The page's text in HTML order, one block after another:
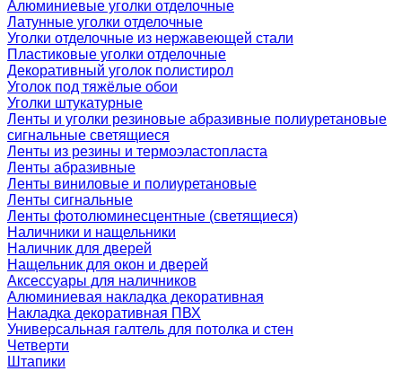
Алюминиевые уголки отделочные
Латунные уголки отделочные
Уголки отделочные из нержавеющей стали
Пластиковые уголки отделочные
Декоративный уголок полистирол
Уголок под тяжёлые обои
Уголки штукатурные
Ленты и уголки резиновые абразивные полиуретановые
сигнальные светящиеся
Ленты из резины и термоэластопласта
Ленты абразивные
Ленты виниловые и полиуретановые
Ленты сигнальные
Ленты фотолюминесцентные (светящиеся)
Наличники и нащельники
Наличник для дверей
Нащельник для окон и дверей
Аксессуары для наличников
Алюминиевая накладка декоративная
Накладка декоративная ПВХ
Универсальная галтель для потолка и стен
Четверти
Штапики